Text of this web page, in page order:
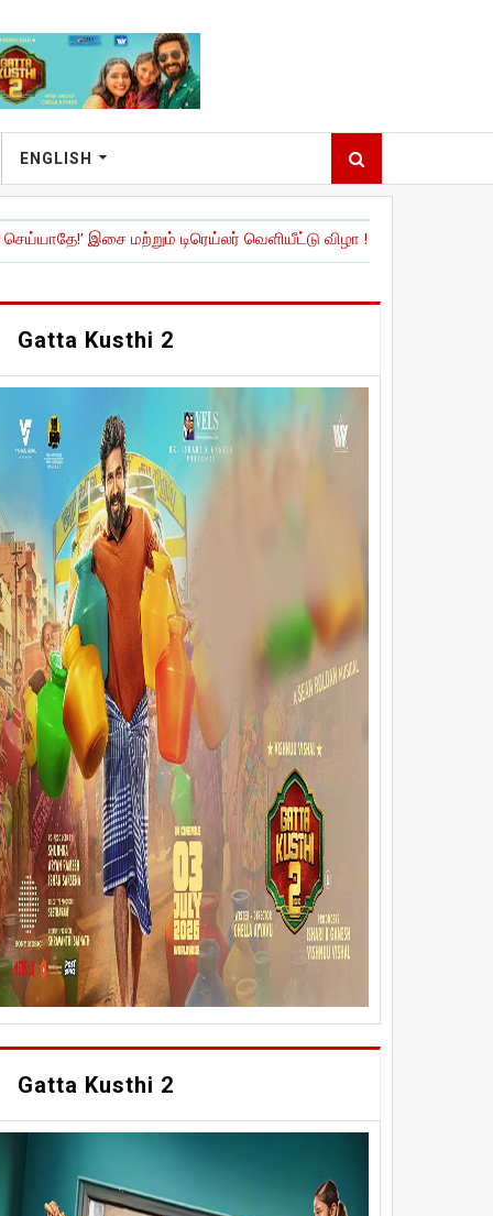
ENGLISH
மற்றும் டிரெய்லர் வெளியீட்டு விழா !|நேச்சுரல் ஸ்டார்' நானி
Gatta Kusthi 2
Gatta Kusthi 2